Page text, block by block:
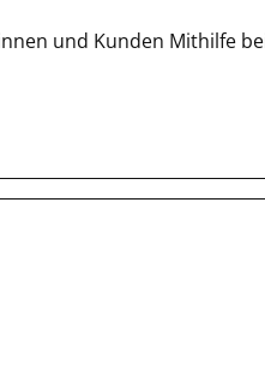
und Kunden Mithilfe